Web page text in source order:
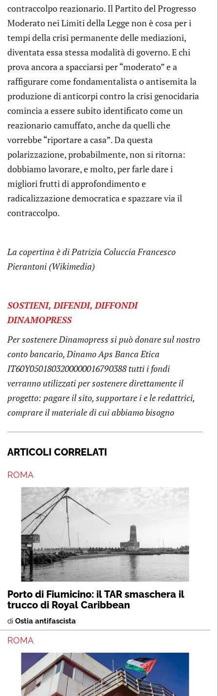
contraccolpo reazionario. Il Partito del Progresso
Moderato nei Limiti della Legge non è cosa per i
tempi della crisi permanente delle mediazioni,
diventata essa stessa modalità di governo. E chi
prova ancora a spacciarsi per “moderato” e a
raffigurare come fondamentalista o antisemita la
produzione di anticorpi contro la crisi genocidaria
comincia a essere subito identificato come un
reazionario camuffato, anche da quelli che
vorrebbe “riportare a casa”. Da questa
polarizzazione, probabilmente, non si ritorna:
dobbiamo lavorare, e molto, per farle dare i
migliori frutti di approfondimento e
radicalizzazione democratica e spazzare via il
contraccolpo.
La copertina è di Patrizia Coluccia Francesco
Pierantoni (Wikimedia)
SOSTIENI, DIFENDI, DIFFONDI
DINAMOPRESS
Per sostenere Dinamopress si può donare sul nostro
conto bancario, Dinamo Aps Banca Etica
IT60Y0501803200000016790388 tutti i fondi
verranno utilizzati per sostenere direttamente il
progetto: pagare il sito, supportare i e le redattrici,
comprare il materiale di cui abbiamo bisogno
ARTICOLI CORRELATI
ROMA
Porto di Fiumicino: il TAR smaschera il
trucco di Royal Caribbean
di Ostia antifascista
ROMA